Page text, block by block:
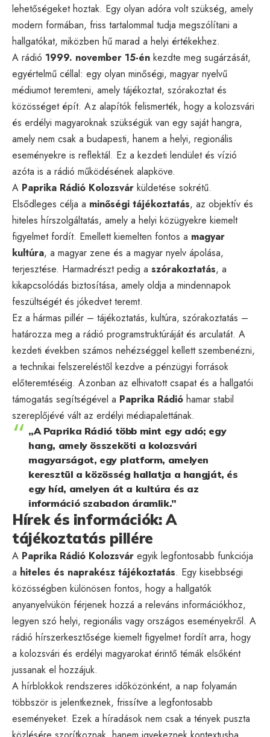
lehetőségeket hoztak. Egy olyan adóra volt szükség, amely
modern formában, friss tartalommal tudja megszólítani a
hallgatókat, miközben hű marad a helyi értékekhez.
A rádió 1999. november 15-én kezdte meg sugárzását,
egyértelmű céllal: egy olyan minőségi, magyar nyelvű
médiumot teremteni, amely tájékoztat, szórakoztat és
közösséget épít. Az alapítók felismerték, hogy a kolozsvári
és erdélyi magyaroknak szükségük van egy saját hangra,
amely nem csak a budapesti, hanem a helyi, regionális
eseményekre is reflektál. Ez a kezdeti lendület és vízió
azóta is a rádió működésének alapköve.
A Paprika Rádió Kolozsvár küldetése sokrétű.
Elsődleges célja a minőségi tájékoztatás, az objektív és
hiteles hírszolgáltatás, amely a helyi közügyekre kiemelt
figyelmet fordít. Emellett kiemelten fontos a magyar
kultúra, a magyar zene és a magyar nyelv ápolása,
terjesztése. Harmadrészt pedig a szórakoztatás, a
kikapcsolódás biztosítása, amely oldja a mindennapok
feszültségét és jókedvet teremt.
Ez a hármas pillér – tájékoztatás, kultúra, szórakoztatás –
határozza meg a rádió programstruktúráját és arculatát. A
kezdeti években számos nehézséggel kellett szembenézni,
a technikai felszereléstől kezdve a pénzügyi források
előteremtéséig. Azonban az elhivatott csapat és a hallgatói
támogatás segítségével a Paprika Rádió hamar stabil
szereplőjévé vált az erdélyi médiapalettának.
„A Paprika Rádió több mint egy adó; egy
hang, amely összeköti a kolozsvári
magyarságot, egy platform, amelyen
keresztül a közösség hallatja a hangját, és
egy híd, amelyen át a kultúra és az
információ szabadon áramlik.”
Hírek és információk: A
tájékoztatás pillére
A Paprika Rádió Kolozsvár egyik legfontosabb funkciója
a hiteles és naprakész tájékoztatás. Egy kisebbségi
közösségben különösen fontos, hogy a hallgatók
anyanyelvükön férjenek hozzá a releváns információkhoz,
legyen szó helyi, regionális vagy országos eseményekről. A
rádió hírszerkesztősége kiemelt figyelmet fordít arra, hogy
a kolozsvári és erdélyi magyarokat érintő témák elsőként
jussanak el hozzájuk.
A hírblokkok rendszeres időközönként, a nap folyamán
többször is jelentkeznek, frissítve a legfontosabb
eseményeket. Ezek a híradások nem csak a tények puszta